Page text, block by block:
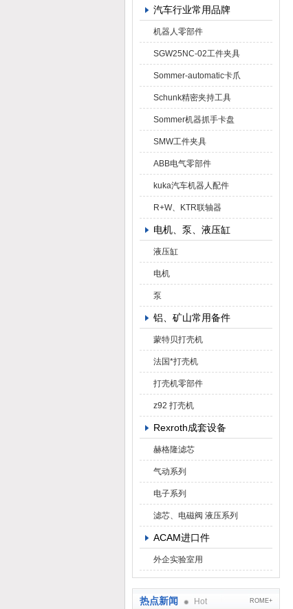
汽车行业常用品牌
机器人零部件
SGW25NC-02工件夹具
Sommer-automatic卡爪
Schunk精密夹持工具
Sommer机器抓手卡盘
SMW工件夹具
ABB电气零部件
kuka汽车机器人配件
R+W、KTR联轴器
电机、泵、液压缸
液压缸
电机
泵
铝、矿山常用备件
蒙特贝打壳机
法国*打壳机
打壳机零部件
z92 打壳机
Rexroth成套设备
赫格隆滤芯
气动系列
电子系列
滤芯、电磁阀 液压系列
ACAM进口件
外企实验室用
热点新闻 Hot ROME+